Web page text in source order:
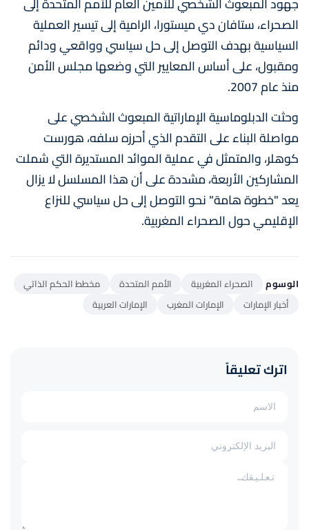
الصحراء، ستافان دي ميستورا، الرامية إلى تيسير العملية
السياسية بهدف التوصل إلى حل سياسي وواقعي ودائم
ومقبول، على أساس المعايير التي وضعها مجلس الأمن
منذ عام 2007.
وحثت الدبلوماسية الإماراتية المبعوث الشخصي على
مواصلة البناء على التقدم الذي أحرزه سلفه، هورست
كوهلر، والمتمثل في عملية الموائد المستديرة التي شملت
المشاركين الأربعة، مشددة على أن هذا المسلسل لا يزال
يعد "خطوة هامة" نحو التوصل إلى حل سياسي للنزاع
الإقليمي حول الصحراء المغربية.
الوسوم الصحراء المغربية الأمم المتحدة
مخطط الحكم الذاتي
أخبار الإمارات
الإمارات المغرب الإمارات العربية
اترك تعليقاً